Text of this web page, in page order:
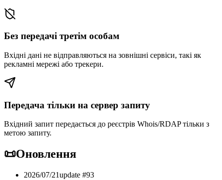
Без передачі третім особам
Вхідні дані не відправляються на зовнішні сервіси, такі як
рекламні мережі або трекери.
Передача тільки на сервер запиту
Вхідний запит передається до реєстрів Whois/RDAP тільки з
метою запиту.
📜Оновлення
2026/07/21update #93